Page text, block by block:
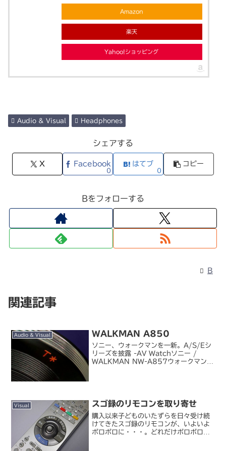
Amazon
楽天
Yahoo!ショッピング
Audio & Visual Headphones
シェアする
X Facebook
0
はてブ
0
コピー
Bをフォローする
B
関連記事
Audio & Visual WALKMAN A850
ソニー、ウォークマンを一新。A/S/Eシ
リーズを披露 -AV Watchソニー /
WALKMAN NW-A857ウォークマンが
Visual スゴ録のリモコンを取り寄せ
購入以来子どものいたずらを日々受け続
けてきたスゴ録のリモコンが、いよいよ
ボロボロに・・・。どれだけボロボロか